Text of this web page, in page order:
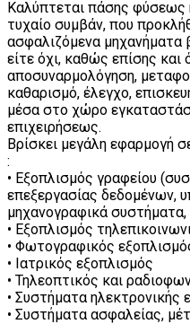
Καλύπτεται πάσης φύσεως
τυχαίο συμβάν, που
ασφαλιζόμενα μηχανήματα
είτε όχι, καθώς επίσης και
αποσυναρμολόγηση,
καθαρισμό, έλεγχο,
μέσα στο χώρο
επιχειρήσεως.
Βρίσκει μεγάλη εφαρμογή
:
• Εξοπλισμός γραφείου
επεξεργασίας δεδομένων,
μηχανογραφικά
• Εξοπλισμός
• Φωτογραφικός
• Ιατρικός εξοπλισμός
• Τηλεοπτικός και
• Συστήματα ηλεκτρονικής
• Συστήματα ασφαλείας,